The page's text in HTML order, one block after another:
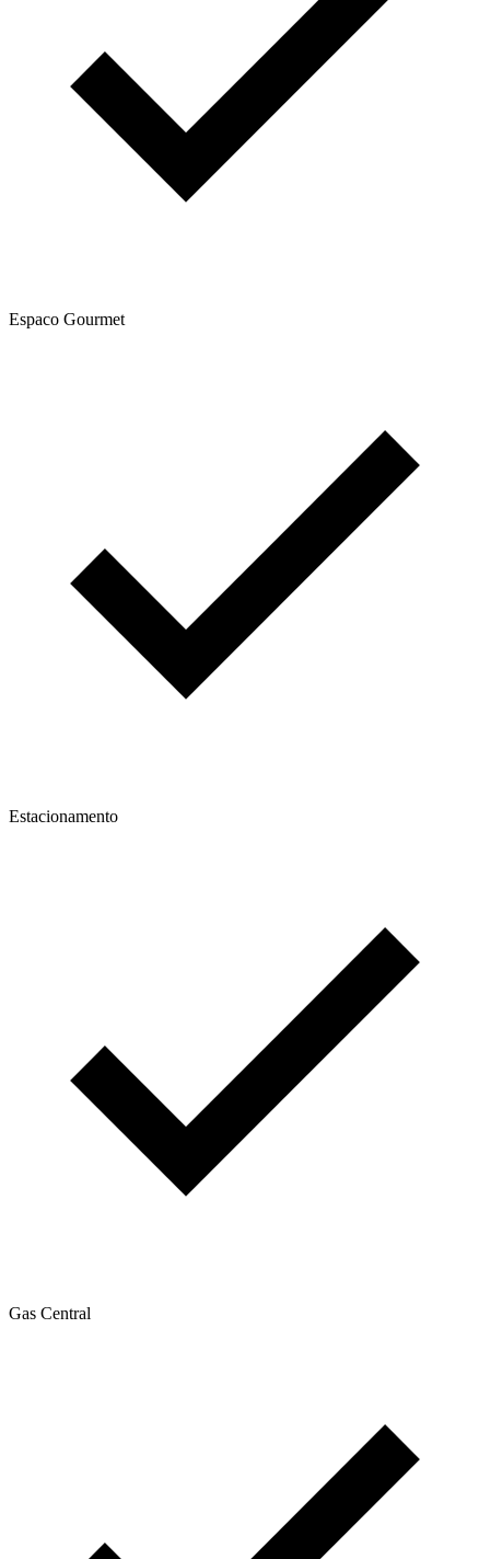
Espaco Gourmet
Estacionamento
Gas Central